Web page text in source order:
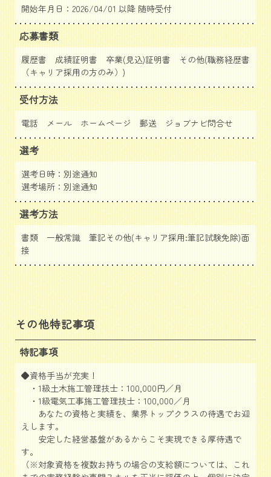
開始年月日：2026/04/01 以降 随時受付
応募書類
履歴書 成績証明書 卒業(見込)証明書 その他(職務経歴書
（キャリア採用の方のみ）)
受付方法
電話 メール ホームページ 郵送 ジョブナビ問合せ
選考
選考日時：別途通知
選考場所：別途通知
選考方法
書類 一般常識 筆記その他(キャリア採用:筆記試験免除)面
接
その他特記事項
特記事項
◆資格手当が充実！
・1級土木施工管理技士：100,000円／月
・1級電気工事施工管理技士：100,000／月
あなたの資格と実績を、業界トップクラスの待遇でお迎
えします。
安定した経営基盤があるからこそ実現できる厚待遇で
す。
（※対象資格を複数お持ちの場合の支給額については、これ